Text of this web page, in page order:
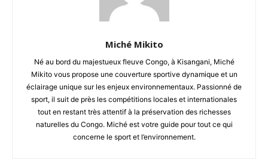
Miché Mikito
Né au bord du majestueux fleuve Congo, à Kisangani, Miché
Mikito vous propose une couverture sportive dynamique et un
éclairage unique sur les enjeux environnementaux. Passionné de
sport, il suit de près les compétitions locales et internationales
tout en restant très attentif à la préservation des richesses
naturelles du Congo. Miché est votre guide pour tout ce qui
concerne le sport et l’environnement.